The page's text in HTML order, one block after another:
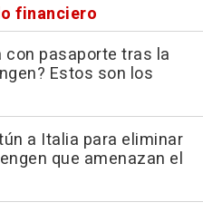
financiero
con pasaporte tras la
Estos son los
a Italia para eliminar
que amenazan el